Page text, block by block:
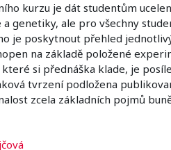
kurzu je dát studentům
genetiky, ale pro všechny
je poskytnout přehled
na základě položené
které si přednáška klade, je
tvrzení podložena
zcela základních pojmů